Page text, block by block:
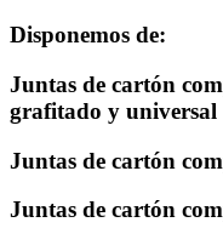
Disponemos de:
Juntas de cartón
grafitado y universal
Juntas de cartón
Juntas de cartón